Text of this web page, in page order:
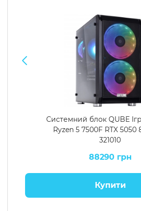
Системний блок QUBE
Ryzen 5 7500F RTX 5050
321010
88290 грн
Купити